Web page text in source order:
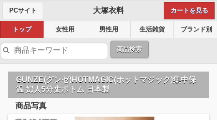
PCサイト 大塚衣料 カートを見る
トップ 女性用 男性用 生活雑貨 ブランド別
商品検索
GUNZE(グンゼ)HOTMAGIC(ホットマジック)集中保
温 婦人5分丈ボトム 日本製
商品写真